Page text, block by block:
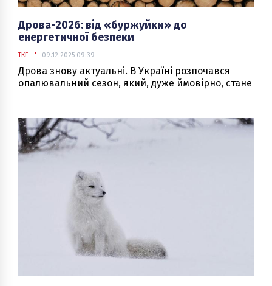
Дрова-2026: від «буржуйки» до
енергетичної безпеки
ТКЕ 09.12.2025 09:39
Дрова знову актуальні. В Україні розпочався
опалювальний сезон, який, дуже ймовірно, стане
споживачів у приватних будинках, а інколи і для
дрібного бізнесу, важливим варіантом
забезпечення теплом стає використання
твердого біопалива. В найпростішому варіанті –